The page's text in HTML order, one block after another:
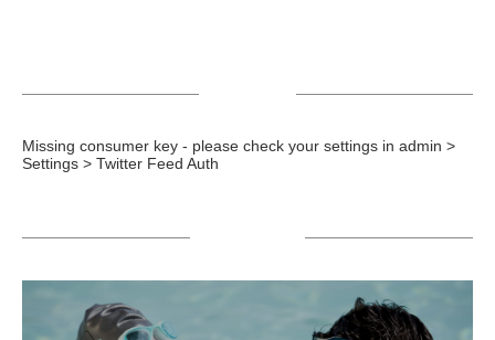
Missing consumer key - please check your settings in admin >
Settings > Twitter Feed Auth